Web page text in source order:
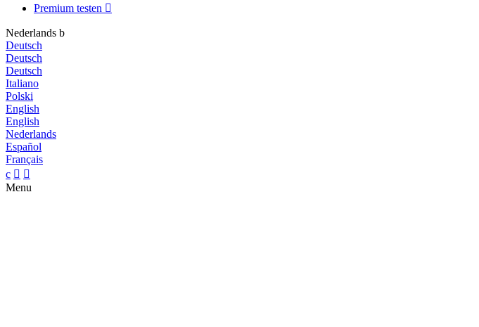
Premium testen 
Nederlands b
Deutsch
Deutsch
Deutsch
Italiano
Polski
English
English
Nederlands
Español
Français
c  
Menu